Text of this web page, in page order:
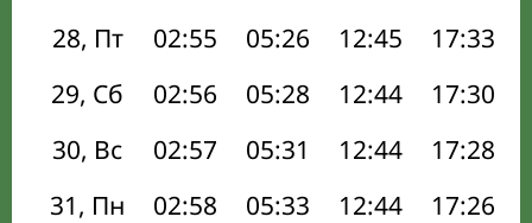
28, Пт
02:55 05:26 12:45 17:33
29, Сб
02:56 05:28 12:44 17:30
30, Вс
02:57 05:31 12:44 17:28
31, Пн
02:58 05:33 12:44 17:26